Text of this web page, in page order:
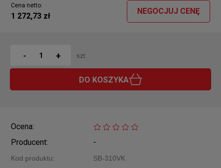
Cena netto:
1 272,73 zł
NEGOCJUJ CENĘ
- + szt.
DO KOSZYKA
Ocena:
Producent:
-
Kod produktu: SB-310VK